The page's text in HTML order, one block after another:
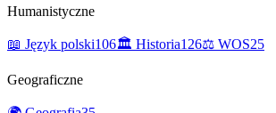
Humanistyczne
📖 Język polski106🏛️ Historia126⚖️ WOS25
Geograficzne